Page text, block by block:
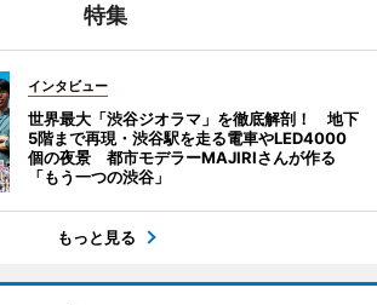
特集
インタビュー
世界最大「渋谷ジオラマ」を徹底解剖！ 地下
5階まで再現・渋谷駅を走る電車やLED4000
個の夜景 都市モデラーMAJIRIさんが作る
「もう一つの渋谷」
もっと見る